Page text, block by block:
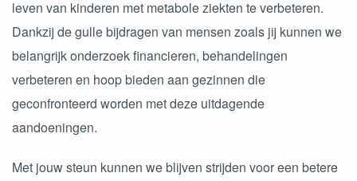
leven van kinderen met metabole ziekten te verbeteren.
Dankzij de gulle bijdragen van mensen zoals jij kunnen we
belangrijk onderzoek financieren, behandelingen
verbeteren en hoop bieden aan gezinnen die
geconfronteerd worden met deze uitdagende
aandoeningen.
Met jouw steun kunnen we blijven strijden voor een betere